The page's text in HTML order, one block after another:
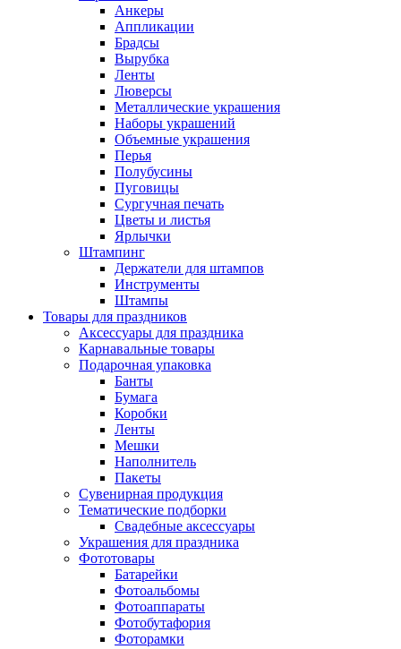
Анкеры
Аппликации
Брадсы
Вырубка
Ленты
Люверсы
Металлические украшения
Наборы украшений
Объемные украшения
Перья
Полубусины
Пуговицы
Сургучная печать
Цветы и листья
Ярлычки
Штампинг
Держатели для штампов
Инструменты
Штампы
Товары для праздников
Аксессуары для праздника
Карнавальные товары
Подарочная упаковка
Банты
Бумага
Коробки
Ленты
Мешки
Наполнитель
Пакеты
Сувенирная продукция
Тематические подборки
Свадебные аксессуары
Украшения для праздника
Фототовары
Батарейки
Фотоальбомы
Фотоаппараты
Фотобутафория
Фоторамки